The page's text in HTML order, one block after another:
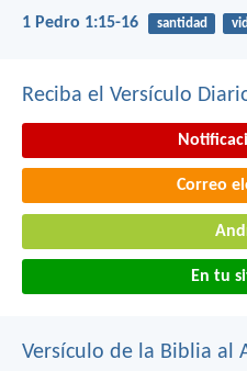
1 Pedro 1:15-16 santidad
Reciba el Versículo
Correo
En tu
Versículo de la Biblia al